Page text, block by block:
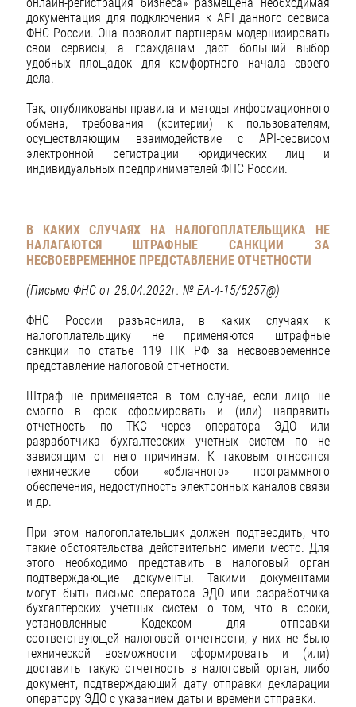
документация для подключения к API данного сервиса
ФНС России. Она позволит партнерам модернизировать
свои сервисы, а гражданам даст больший выбор
удобных площадок для комфортного начала своего
дела.
Так, опубликованы правила и методы информационного
обмена, требования (критерии) к пользователям,
осуществляющим взаимодействие с API-сервисом
электронной регистрации юридических лиц и
индивидуальных предпринимателей ФНС России.
В КАКИХ СЛУЧАЯХ НА НАЛОГОПЛАТЕЛЬЩИКА НЕ
НАЛАГАЮТСЯ ШТРАФНЫЕ САНКЦИИ ЗА
НЕСВОЕВРЕМЕННОЕ ПРЕДСТАВЛЕНИЕ ОТЧЕТНОСТИ
(Письмо ФНС от 28.04.2022г. № ЕА-4-15/5257@)
ФНС России разъяснила, в каких случаях к
налогоплательщику не применяются штрафные
санкции по статье 119 НК РФ за несвоевременное
представление налоговой отчетности.
Штраф не применяется в том случае, если лицо не
смогло в срок сформировать и (или) направить
отчетность по ТКС через оператора ЭДО или
разработчика бухгалтерских учетных систем по не
зависящим от него причинам. К таковым относятся
технические сбои «облачного» программного
обеспечения, недоступность электронных каналов связи
и др.
При этом налогоплательщик должен подтвердить, что
такие обстоятельства действительно имели место. Для
этого необходимо представить в налоговый орган
подтверждающие документы. Такими документами
могут быть письмо оператора ЭДО или разработчика
бухгалтерских учетных систем о том, что в сроки,
установленные Кодексом для отправки
соответствующей налоговой отчетности, у них не было
технической возможности сформировать и (или)
доставить такую отчетность в налоговый орган, либо
документ, подтверждающий дату отправки декларации
оператору ЭДО с указанием даты и времени отправки.